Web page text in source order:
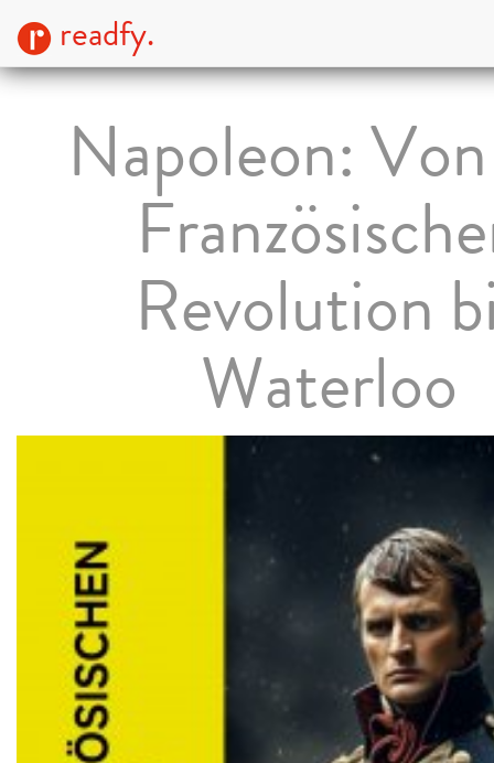
readfy.
Napoleon:
Revolution
Waterloo